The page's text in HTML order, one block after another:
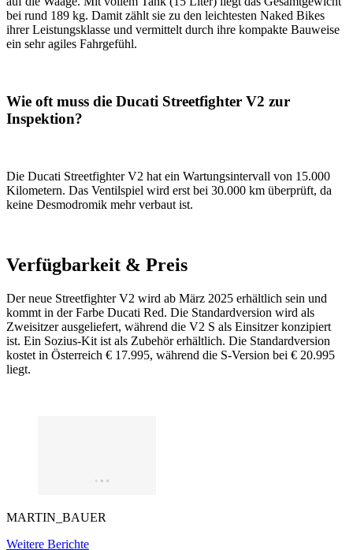
bei rund 189 kg. Damit zählt sie zu den leichtesten Naked Bikes
ihrer Leistungsklasse und vermittelt durch ihre kompakte Bauweise
ein sehr agiles Fahrgefühl.
Wie oft muss die Ducati Streetfighter V2 zur
Inspektion?
Die Ducati Streetfighter V2 hat ein Wartungsintervall von 15.000
Kilometern. Das Ventilspiel wird erst bei 30.000 km überprüft, da
keine Desmodromik mehr verbaut ist.
Verfügbarkeit & Preis
Der neue Streetfighter V2 wird ab März 2025 erhältlich sein und
kommt in der Farbe Ducati Red. Die Standardversion wird als
Zweisitzer ausgeliefert, während die V2 S als Einsitzer konzipiert
ist. Ein Sozius-Kit ist als Zubehör erhältlich. Die Standardversion
kostet in Österreich € 17.995, während die S-Version bei € 20.995
liegt.
MARTIN_BAUER
Weitere Berichte